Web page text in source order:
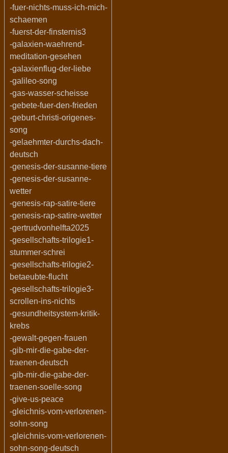
-fuer-nichts-muss-ich-mich-
schaemen
-fuerst-der-finsternis3
-galaxien-waehrend-
meditation-gesehen
-galaxienflug-der-liebe
-galileo-song
-gas-wasser-scheisse
-gebete-fuer-den-frieden
-geburt-christi-origenes-
song
-gelaehmter-durchs-dach-
deutsch
-genesis-der-susanne-tiere
-genesis-der-susanne-
wetter
-genesis-rap-satire-tiere
-genesis-rap-satire-wetter
-gertrudvonhelfta2025
-gesellschafts-trilogie1-
stummer-schrei
-gesellschafts-trilogie2-
betaeubte-flucht
-gesellschafts-trilogie3-
scrollen-ins-nichts
-gesundheitsystem-kritik-
krebs
-gewalt-gegen-frauen
-gib-mir-die-gabe-der-
traenen-deutsch
-gib-mir-die-gabe-der-
traenen-soelle-song
-give-us-peace
-gleichnis-vom-verlorenen-
sohn-song
-gleichnis-vom-verlorenen-
sohn-song-deutsch